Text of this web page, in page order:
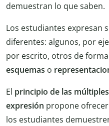
demuestran lo que saben.
Los estudiantes expresan
diferentes: algunos, por
por escrito, otros de
esquemas o
El principio de las
expresión propone
los estudiantes